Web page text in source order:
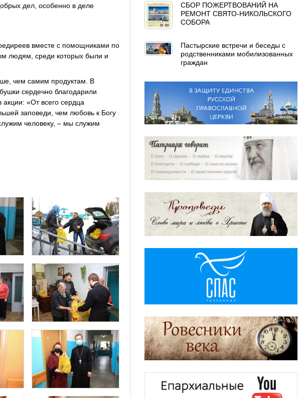
дел, особенно в деле
вместе с помощниками по
людям, среди которых были и
чем самим продуктам. В
сердечно благодарили
акции: «От всего сердца
заповеди, чем любовь к Богу
человеку, – мы служим
СБОР ПОЖЕРТВОВАНИЙ НА
РЕМОНТ СВЯТО-НИКОЛЬСКОГО
СОБОРА
Пастырские встречи и беседы с
родственниками мобилизованных
граждан